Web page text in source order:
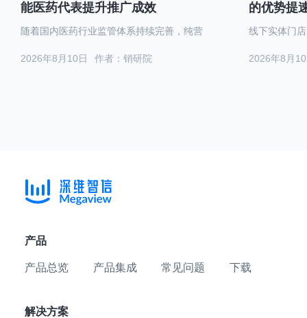
能医药代表提升推广成效
作者：销研院
2026年8月10日
随着国内医药行业监管体系持续完善，纯营
的优势提
2026年8月
线下实体门
产品
产品总览 产品集成 常见问题 下载
解决方案